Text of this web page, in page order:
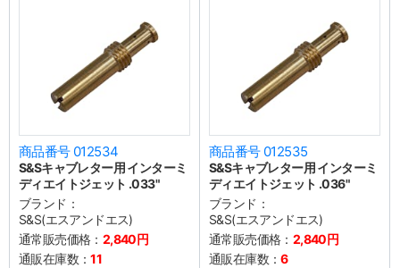
商品番号 012534
S&Sキャブレター用 インターミ
ディエイトジェット .033"
ブランド：
S&S(エスアンドエス)
通常販売価格： 2,840円
通販在庫数：11
商品番号 012535
S&Sキャブレター用 インターミ
ディエイトジェット .036"
ブランド：
S&S(エスアンドエス)
通常販売価格： 2,840円
通販在庫数：6